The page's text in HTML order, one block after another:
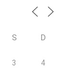
S D
3 4